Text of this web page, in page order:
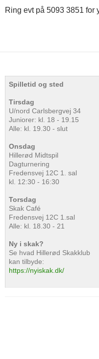
Ring evt på 5093 3851 for
Spilletid og sted
Tirsdag
U/nord Carlsbergvej 34
Juniorer: kl. 18 - 19.15
Alle: kl. 19.30 - slut
Onsdag
Hillerød Midtspil
Dagturnering
Fredensvej 12C 1. sal
kl. 12:30 - 16:30
Torsdag
Skak Café
Fredensvej 12C 1.sal
Alle: kl. 18.30 - 21
Ny i skak?
Se hvad Hillerød Skakklub
kan tilbyde:
https://nyiskak.dk/